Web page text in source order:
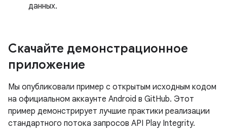
данных.
Скачайте демонстрационное
приложение
Мы опубликовали пример с открытым исходным кодом
на официальном аккаунте Android в GitHub. Этот
пример демонстрирует лучшие практики реализации
стандартного потока запросов API Play Integrity.